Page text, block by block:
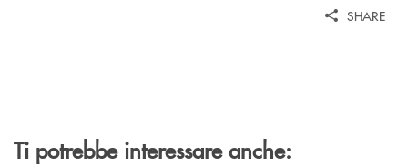
SHARE
Ti potrebbe interessare anche: